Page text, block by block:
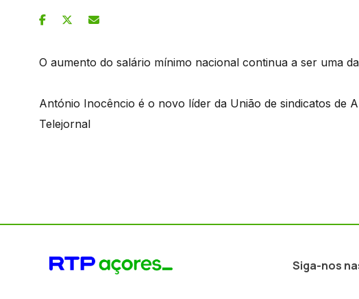
O aumento do salário mínimo nacional continua a ser uma
António Inocêncio é o novo líder da União de sindicatos de
Telejornal
Siga-nos